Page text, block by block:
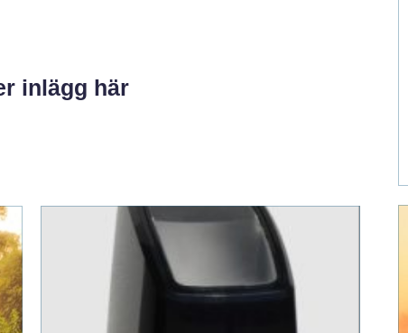
inlägg här